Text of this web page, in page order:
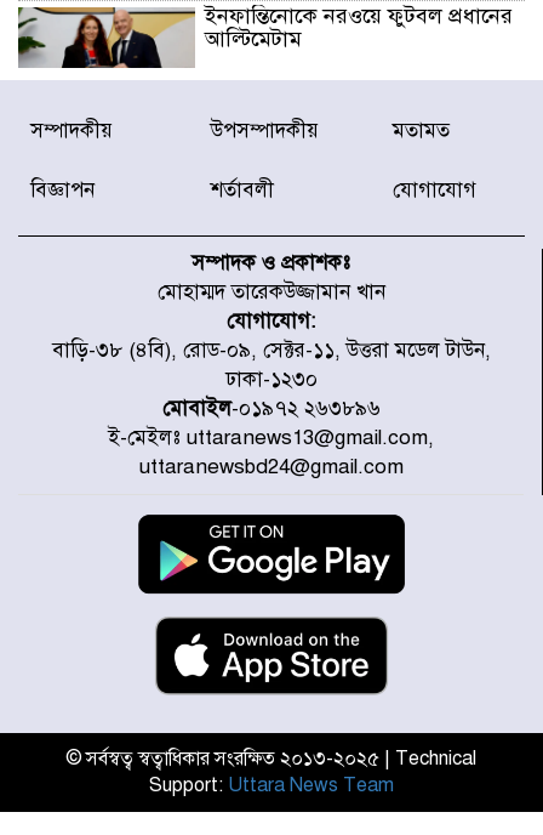
ইনফান্তিনোকে নরওয়ে ফুটবল প্রধানের
আল্টিমেটাম
দেশে ভারি বৃষ্টির সতর্কবার্তা, ১০
৫৩ নং ওয়ার্ডের সড়কে নেমপ্লেট
স্থাপনের উদ্যোগ চান মিয়া ব্যাপারীর
৭ জেলায় ঝোড়ো হাওয়াসহ বজ্রবৃষ্টির
শঙ্কা
বগুড়া ও সিলেটে সড়ক দুর্ঘটনায় নিহত
জুলাইয়ে দেশজুড়ে ৪৫৮টি সড়ক
দুর্ঘটনায় ৪১৬ জন নিহত হয়েছেন
হারিয়ে যাওয়া শিশুকে পরিবারের কাছে
থানার ওসি
আজ থেকে উন্মুক্ত ‘জুলাই গণঅভ্যুত্থান
সম্পাদকীয় উপসম্পাদকীয় মতামত
বিজ্ঞাপন শর্তাবলী যোগাযোগ
সম্পাদক ও প্রকাশকঃ
মোহাম্মদ তারেকউজ্জামান খান
যোগাযোগ:
বাড়ি-৩৮ (৪বি), রোড-০৯, সেক্টর-১১, উত্তরা মডেল টাউন,
ঢাকা-১২৩০
মোবাইল-০১৯৭২ ২৬৩৮৯৬
ই-মেইলঃ uttaranews13@gmail.com,
uttaranewsbd24@gmail.com
© সর্বস্বত্ব স্বত্বাধিকার সংরক্ষিত ২০১৩-২০২৫ | Technical
Support: Uttara News Team